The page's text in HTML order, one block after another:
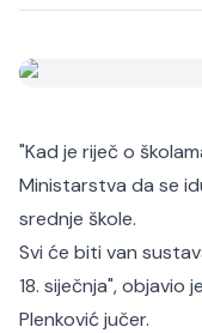
"Kad je riječ o
Ministarstva da se
srednje škole.
Svi će biti van
18. siječnja", objavio
Plenković jučer.